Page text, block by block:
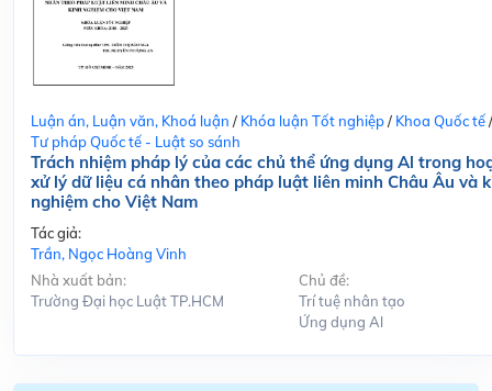
Luận án, Luận văn, Khoá luận / Khóa luận Tốt nghiệp/ Khoa Quốc tế/
Tư pháp Quốc tế - Luật so sánh
Trách nhiệm pháp lý của các chủ thể ứng dụng Al trong
xử lý dữ liệu cá nhân theo pháp luật liên minh Châu Âu và
nghiệm cho Việt Nam
Tác giả:
Trần, Ngọc Hoàng Vinh
Nhà xuất bản:
Trường Đại học Luật TP.HCM
Chủ đề:
Trí tuệ nhân tạo
Ứng dụng Al